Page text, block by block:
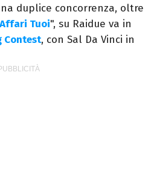
duplice concorrenza, oltre
Affari Tuoi", su Raidue va in
Contest, con Sal Da Vinci in